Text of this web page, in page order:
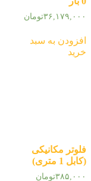
۳۶,۱۷۹,۰۰۰ تومان
افزودن به سبد
خرید
فلوتر مکانیکی
(کابل 1 متری)
۳۸۵,۰۰۰تومان